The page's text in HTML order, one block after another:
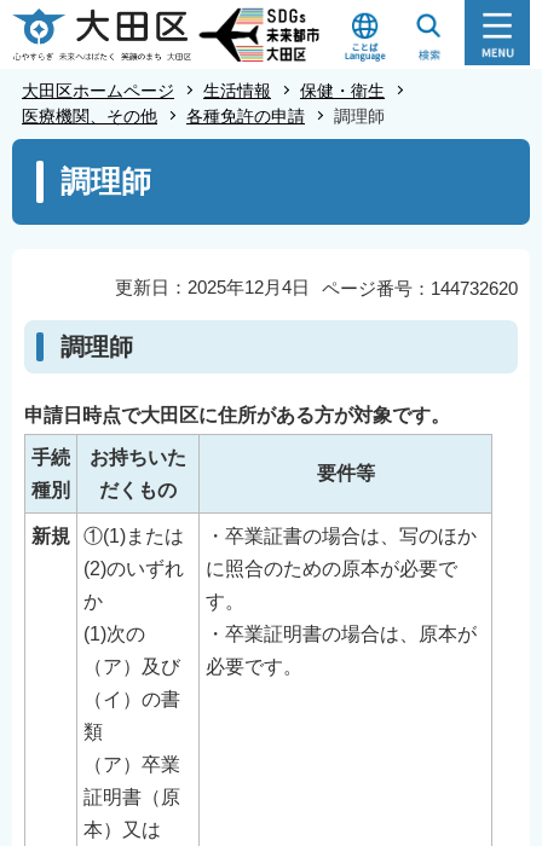
こ
の
ジ
大田区ホームページ 生活情報
保健・衛生
医療機関、その他
各種免許の申請 調理師
こ
ら
調理師
ページ番号：144732620
更新日：2025年12月4日
調理師
申請日時点で大田区に住所がある方が対象です。
手続
種別
お持ちいた
だくもの
要件等
新規
①(1)または
(2)のいずれ
か
(1)次の
（ア）及び
（イ）の書
類
（ア）卒業
証明書（原
本）又は
・卒業証書の場合は、写のほか
に照合のための原本が必要で
す。
・卒業証明書の場合は、原本が
必要です。